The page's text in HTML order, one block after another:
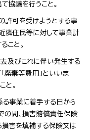
協議を行うこと。
許可を受けようとする事
隣住民等に対して事業計
こと。
及びこれに伴い発生する
廃棄等費用」といいま
と。
事業に着手する日から
の間、損害賠償責任保険
損害を填補する保険又は